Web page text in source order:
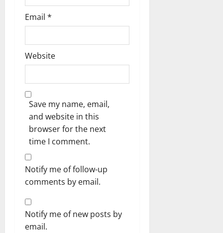
Email *
Website
Save my name, email,
and website in this
browser for the next
time I comment.
Notify me of follow-up
comments by email.
Notify me of new posts by
email.